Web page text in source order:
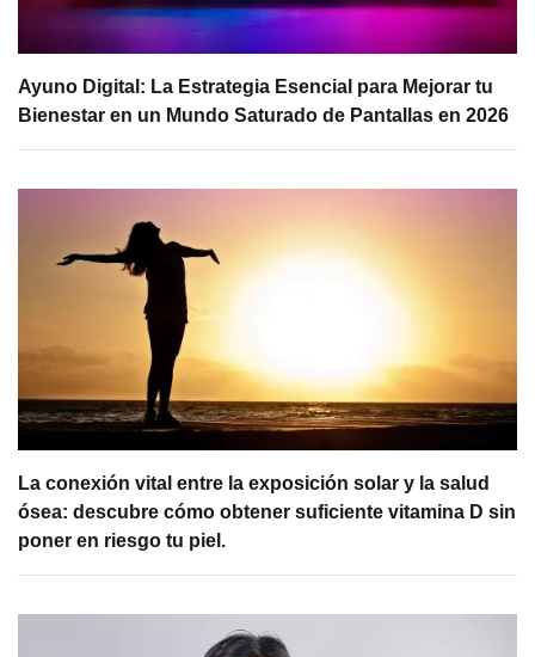
Ayuno Digital: La Estrategia Esencial para Mejorar tu
Bienestar en un Mundo Saturado de Pantallas en 2026
La conexión vital entre la exposición solar y la salud
ósea: descubre cómo obtener suficiente vitamina D sin
poner en riesgo tu piel.